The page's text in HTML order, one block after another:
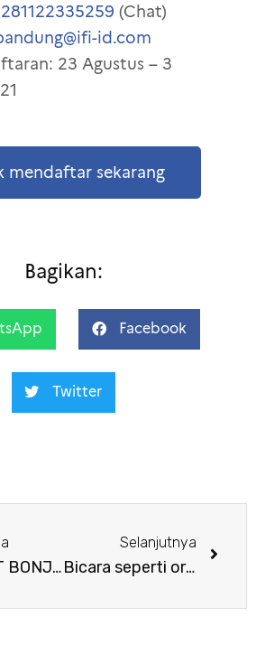
(Chat)
id.com
23 Agustus – 3
mendaftar sekarang
Bagikan:
Facebook
Twitter
PODCAST BONJOUR JOGJA
Selanjutnya
Bicara seperti orang Prancis! Sesi September – 2021